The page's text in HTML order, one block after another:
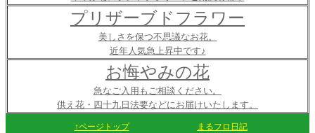
プリザーブドフラワー
美しさを保つ不思議なお花。
近年人気急上昇中です♪
お悔やみの花
急なご入用もご相談ください。
供え花・四十九日法要などにお届けいたします。
↑ページトップ まるフロ日記